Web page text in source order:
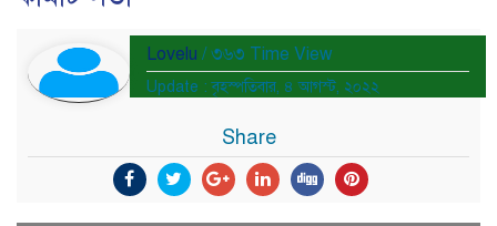
Lovelu / ৩৬৩ Time View
Update : বৃহস্পতিবার, ৪ আগস্ট, ২০২২
Share